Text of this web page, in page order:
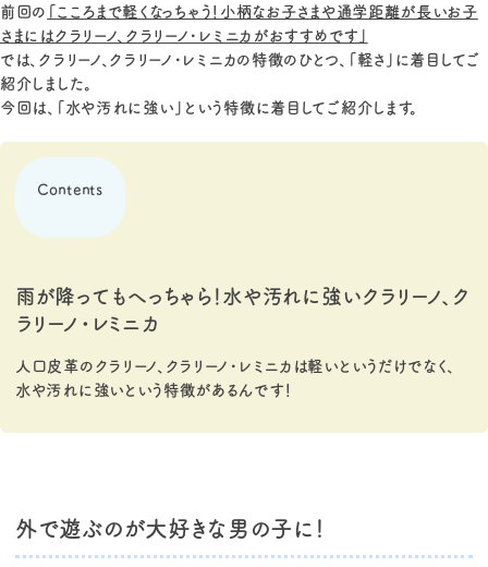
前回の
「こころまで軽くなっちゃう！小柄なお子さまや通学距離が長いお子
さまにはクラリーノ、クラリーノ・レミニカがおすすめです」
では、クラリーノ、クラリーノ・レミニカの特徴のひとつ、「軽さ」に着目してご
紹介しました。
今回は、「水や汚れに強い」という特徴に着目してご紹介します。
Contents
雨が降ってもへっちゃら！水や汚れに強いクラリーノ、ク
ラリーノ・レミニカ
人口皮革のクラリーノ、クラリーノ・レミニカは軽いというだけでなく、
水や汚れに強いという特徴があるんです！
外で遊ぶのが大好きな男の子に！